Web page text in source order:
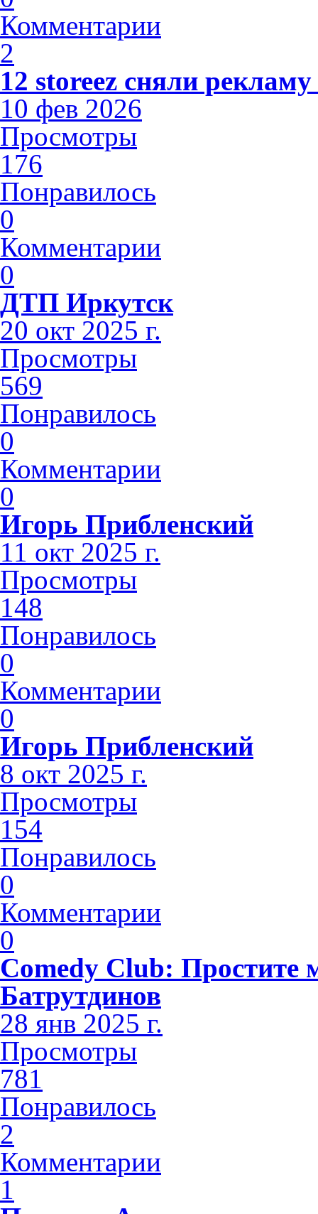
Комментарии
2
12 storeez сняли
10 фев 2026
Просмотры
176
Понравилось
0
Комментарии
0
ДТП Иркутск
20 окт 2025 г.
Просмотры
569
Понравилось
0
Комментарии
0
Игорь Прибленский
11 окт 2025 г.
Просмотры
148
Понравилось
0
Комментарии
0
Игорь Прибленский
8 окт 2025 г.
Просмотры
154
Понравилось
0
Комментарии
0
Comedy Club:
Батрутдинов
28 янв 2025 г.
Просмотры
781
Понравилось
2
Комментарии
1